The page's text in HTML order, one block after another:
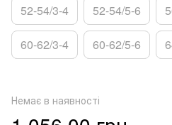
52-54/3-4 52-54/5-6
60-62/3-4 60-62/5-6
Немає в наявності